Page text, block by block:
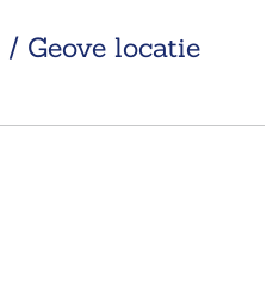
Geove locatie